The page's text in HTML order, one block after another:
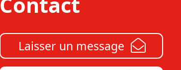
Laisser un message